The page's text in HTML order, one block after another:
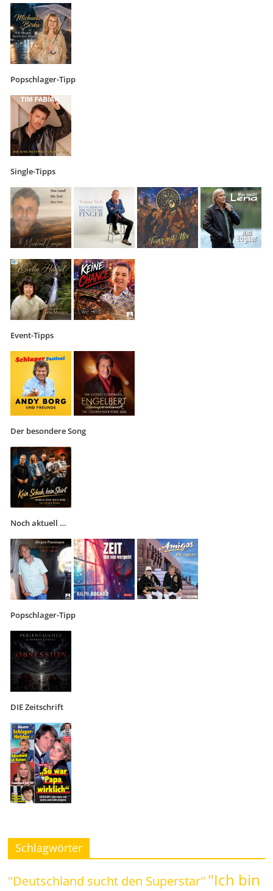
Popschlager-Tipp
Single-Tipps
Event-Tipps
Der besondere Song
Noch aktuell …
Popschlager-Tipp
DIE Zeitschrift
Schlagwörter
"Deutschland sucht den Superstar" "Ich bin